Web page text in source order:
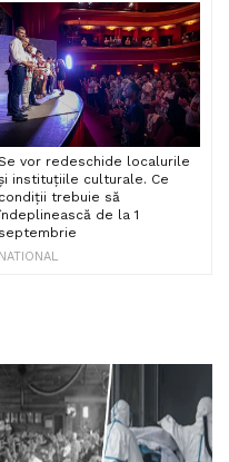
vor redeschide localurile
instituțiile culturale. Ce
condiții trebuie să
de la 1
septembrie
NATIONAL